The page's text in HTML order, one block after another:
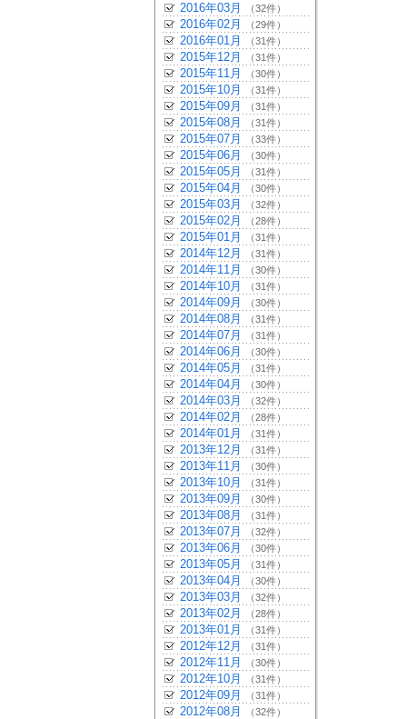
2016年03月 （32件）
2016年02月 （29件）
2016年01月 （31件）
2015年12月 （31件）
2015年11月 （30件）
2015年10月 （31件）
2015年09月 （31件）
2015年08月 （31件）
2015年07月 （33件）
2015年06月 （30件）
2015年05月 （31件）
2015年04月 （30件）
2015年03月 （32件）
2015年02月 （28件）
2015年01月 （31件）
2014年12月 （31件）
2014年11月 （30件）
2014年10月 （31件）
2014年09月 （30件）
2014年08月 （31件）
2014年07月 （31件）
2014年06月 （30件）
2014年05月 （31件）
2014年04月 （30件）
2014年03月 （32件）
2014年02月 （28件）
2014年01月 （31件）
2013年12月 （31件）
2013年11月 （30件）
2013年10月 （31件）
2013年09月 （30件）
2013年08月 （31件）
2013年07月 （32件）
2013年06月 （30件）
2013年05月 （31件）
2013年04月 （30件）
2013年03月 （32件）
2013年02月 （28件）
2013年01月 （31件）
2012年12月 （31件）
2012年11月 （30件）
2012年10月 （31件）
2012年09月 （31件）
2012年08月 （32件）